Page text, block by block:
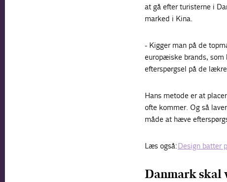
at gå efter turisterne i
marked i Kina.
- Kigger man på de
europæiske brands, som
efterspørgsel på de
Hans metode er at
ofte kommer. Og så
måde at hæve
Læs også:Design batter
Danmark skal